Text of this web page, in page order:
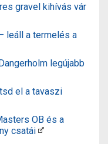
gravel kihívás vár
leáll a termelés a
legújabb
el a tavaszi
OB és a
csatái